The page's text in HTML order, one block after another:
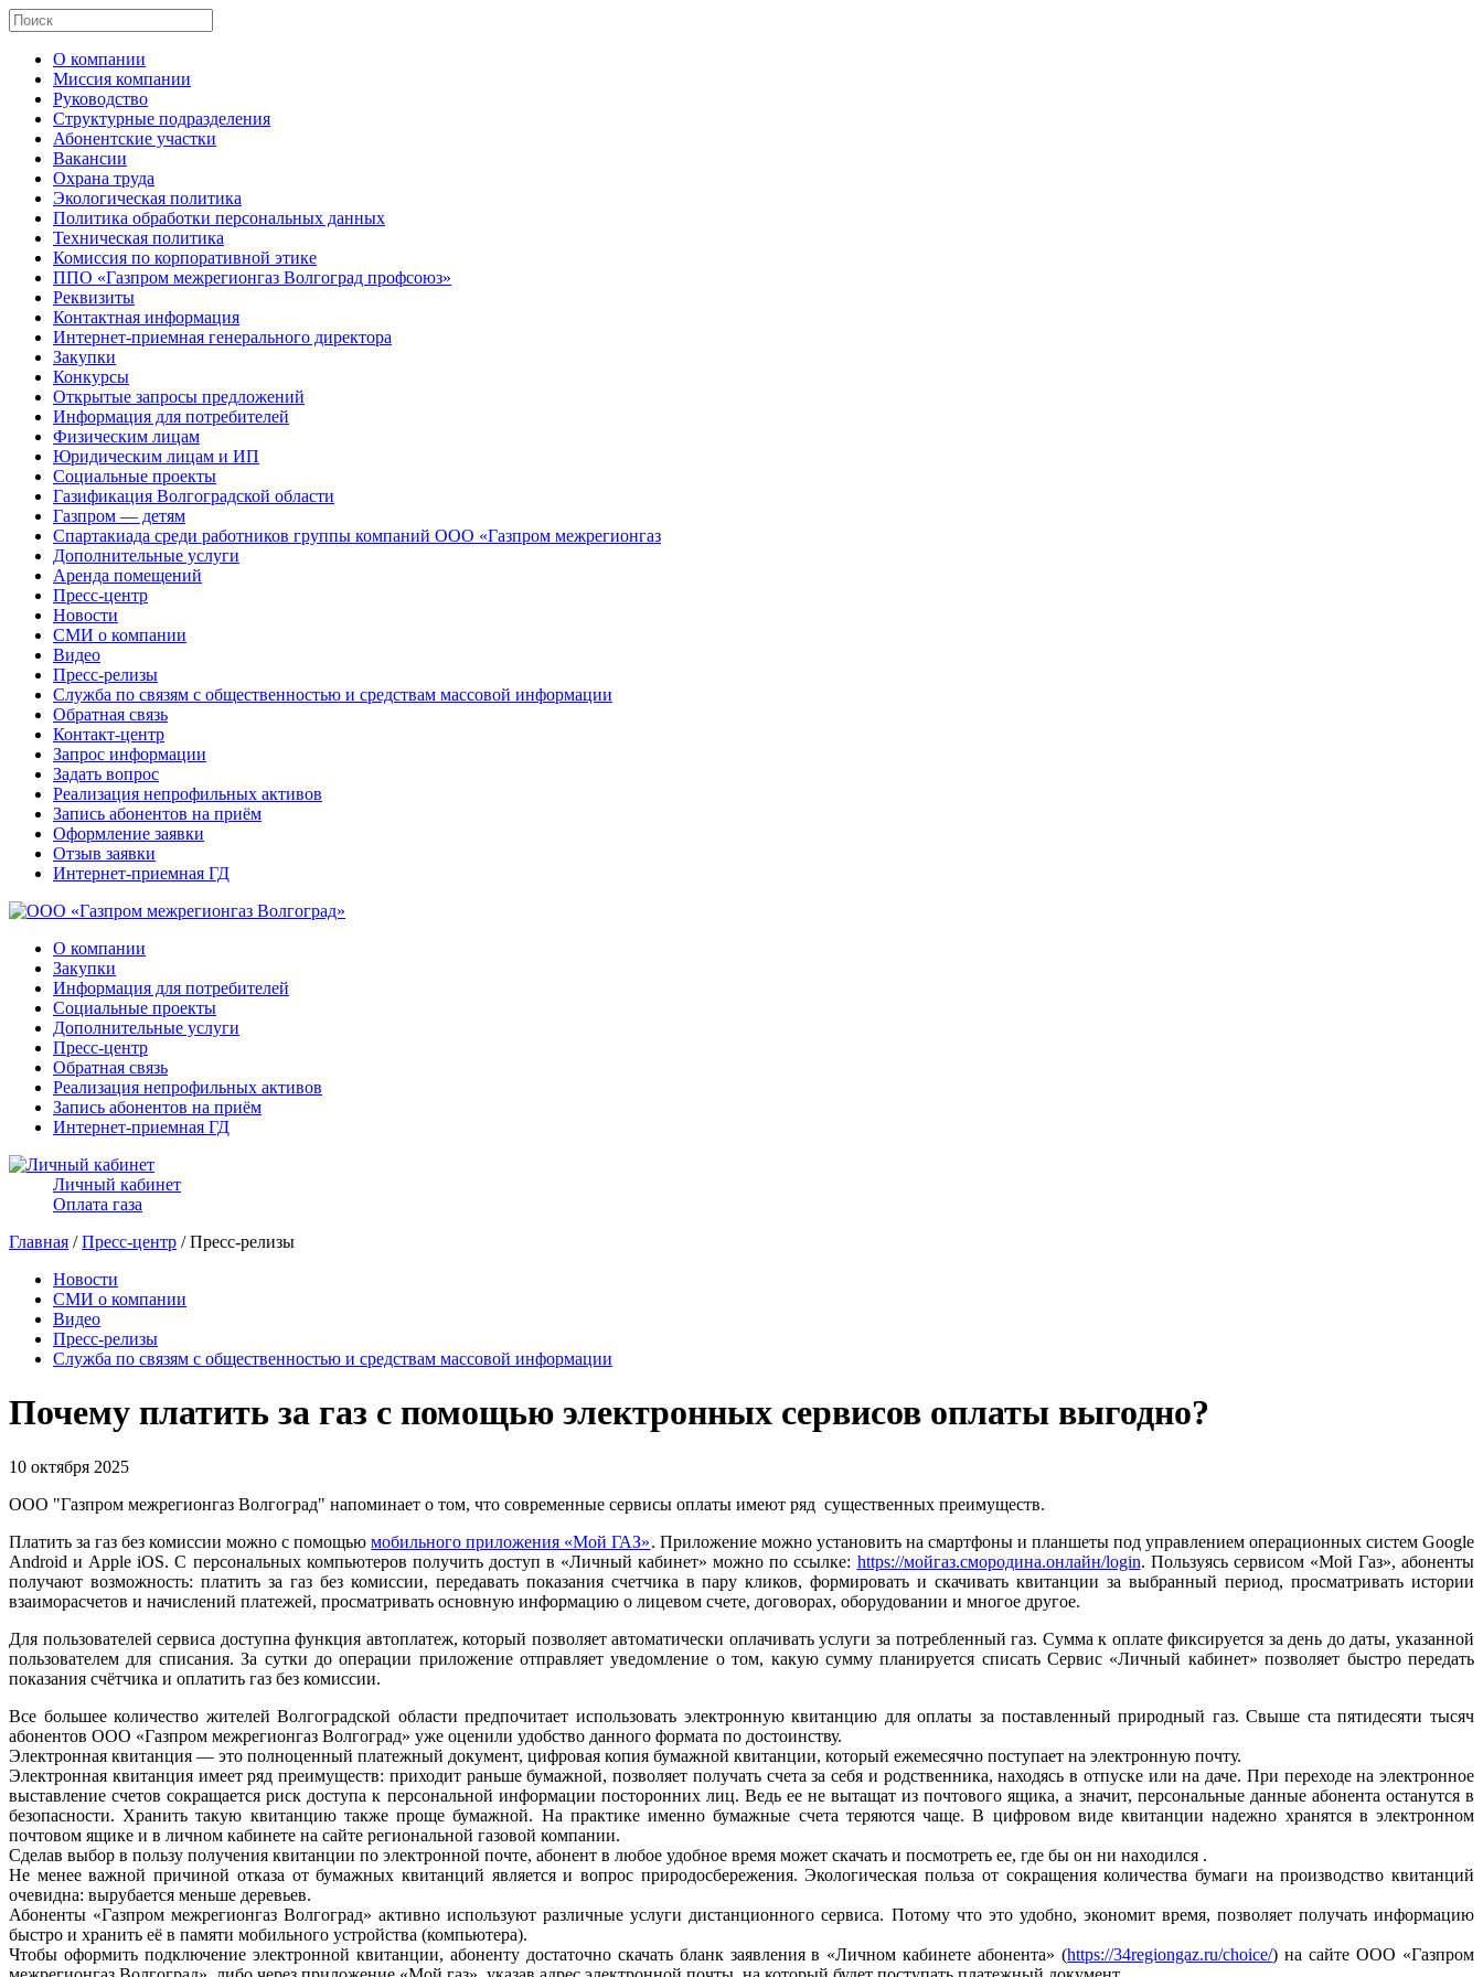
О компании
Миссия компании
Руководство
Структурные подразделения
Абонентские участки
Вакансии
Охрана труда
Экологическая политика
Политика обработки персональных данных
Техническая политика
Комиссия по корпоративной этике
ППО «Газпром межрегионгаз Волгоград профсоюз»
Реквизиты
Контактная информация
Интернет-приемная генерального директора
Закупки
Конкурсы
Открытые запросы предложений
Информация для потребителей
Физическим лицам
Юридическим лицам и ИП
Социальные проекты
Газификация Волгоградской области
Газпром — детям
Спартакиада среди работников группы компаний ООО «Газпром межрегионгаз
Дополнительные услуги
Аренда помещений
Пресс-центр
Новости
СМИ о компании
Видео
Пресс-релизы
Служба по связям с общественностью и средствам массовой информации
Обратная связь
Контакт-центр
Запрос информации
Задать вопрос
Реализация непрофильных активов
Запись абонентов на приём
Оформление заявки
Отзыв заявки
Интернет-приемная ГД
О компании
Закупки
Информация для потребителей
Социальные проекты
Дополнительные услуги
Пресс-центр
Обратная связь
Реализация непрофильных активов
Запись абонентов на приём
Интернет-приемная ГД
Личный кабинет
Оплата газа
Главная /Пресс-центр / Пресс-релизы
Новости
СМИ о компании
Видео
Пресс-релизы
Служба по связям с общественностью и средствам массовой информации
Почему платить за газ с помощью электронных сервисов оплаты выгодно?
10 октября 2025
ООО "Газпром межрегионгаз Волгоград" напоминает о том, что современные сервисы оплаты имеют ряд существенных преимуществ.
Платить за газ без комиссии можно с помощьюмобильного приложения «Мой ГАЗ». Приложение можно установить на смартфоны и планшеты под управлением операционных систем Google
Android и Apple iOS. С персональных компьютеров получить доступ в «Личный кабинет» можно по ссылке: https://мойгаз.смородина.онлайн/login. Пользуясь сервисом «Мой Газ», абоненты
получают возможность: платить за газ без комиссии, передавать показания счетчика в пару кликов, формировать и скачивать квитанции за выбранный период, просматривать истории
взаиморасчетов и начислений платежей, просматривать основную информацию о лицевом счете, договорах, оборудовании и многое другое.
Для пользователей сервиса доступна функция автоплатеж, который позволяет автоматически оплачивать услуги за потребленный газ. Сумма к оплате фиксируется за день до даты, указанной
пользователем для списания. За сутки до операции приложение отправляет уведомление о том, какую сумму планируется списать Сервис «Личный кабинет» позволяет быстро передать
показания счётчика и оплатить газ без комиссии.
Все большее количество жителей Волгоградской области предпочитает использовать электронную квитанцию для оплаты за поставленный природный газ. Свыше ста пятидесяти тысяч
абонентов ООО «Газпром межрегионгаз Волгоград» уже оценили удобство данного формата по достоинству.
Электронная квитанция — это полноценный платежный документ, цифровая копия бумажной квитанции, который ежемесячно поступает на электронную почту.
Электронная квитанция имеет ряд преимуществ: приходит раньше бумажной, позволяет получать счета за себя и родственника, находясь в отпуске или на даче. При переходе на электронное
выставление счетов сокращается риск доступа к персональной информации посторонних лиц. Ведь ее не вытащат из почтового ящика, а значит, персональные данные абонента останутся в
безопасности. Хранить такую квитанцию также проще бумажной. На практике именно бумажные счета теряются чаще. В цифровом виде квитанции надежно хранятся в электронном
почтовом ящике и в личном кабинете на сайте региональной газовой компании.
Сделав выбор в пользу получения квитанции по электронной почте, абонент в любое удобное время может скачать и посмотреть ее, где бы он ни находился .
Не менее важной причиной отказа от бумажных квитанций является и вопрос природосбережения. Экологическая польза от сокращения количества бумаги на производство квитанций
очевидна: вырубается меньше деревьев.
Абоненты «Газпром межрегионгаз Волгоград» активно используют различные услуги дистанционного сервиса. Потому что это удобно, экономит время, позволяет получать информацию
быстро и хранить её в памяти мобильного устройства (компьютера).
Чтобы оформить подключение электронной квитанции, абоненту достаточно скачать бланк заявления в «Личном кабинете абонента» (https://34regiongaz.ru/choice/) на сайте ООО «Газпром